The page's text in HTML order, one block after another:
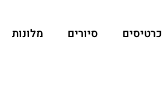
כרטיסים סיורים מלונות